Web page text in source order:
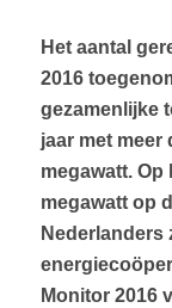
Het aantal
2016
gezamenlijke
jaar met meer
megawatt. Op
megawatt op
Nederlanders
Monitor 2016